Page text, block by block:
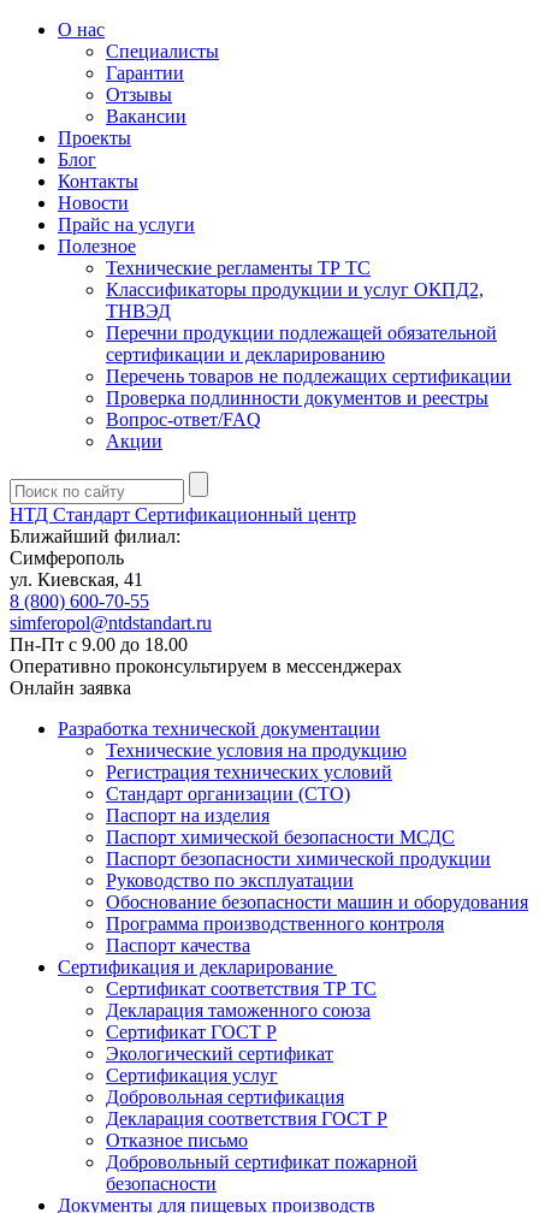
О нас
Специалисты
Гарантии
Отзывы
Вакансии
Проекты
Блог
Контакты
Новости
Прайс на услуги
Полезное
Технические регламенты ТР ТС
Классификаторы продукции и услуг ОКПД2,
ТНВЭД
Перечни продукции подлежащей обязательной
сертификации и декларированию
Перечень товаров не подлежащих сертификации
Проверка подлинности документов и реестры
Вопрос-ответ/FAQ
Акции
НТД Стандарт Сертификационный центр
Ближайший филиал:
Симферополь
ул. Киевская, 41
8 (800) 600-70-55
simferopol@ntdstandart.ru
Пн-Пт с 9.00 до 18.00
Оперативно проконсультируем в мессенджерах
Онлайн заявка
Разработка технической документации
Технические условия на продукцию
Регистрация технических условий
Стандарт организации (СТО)
Паспорт на изделия
Паспорт химической безопасности МСДС
Паспорт безопасности химической продукции
Руководство по эксплуатации
Обоснование безопасности машин и оборудования
Программа производственного контроля
Паспорт качества
Сертификация и декларирование
Сертификат соответствия ТР ТС
Декларация таможенного союза
Сертификат ГОСТ Р
Экологический сертификат
Сертификация услуг
Добровольная сертификация
Декларация соответствия ГОСТ Р
Отказное письмо
Добровольный сертификат пожарной
безопасности
Документы для пищевых производств